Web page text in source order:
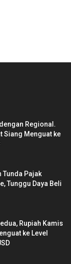
Regional.
Siang Menguat ke
Tunda Pajak
Tunggu Daya Beli
Rupiah Kamis
ke Level